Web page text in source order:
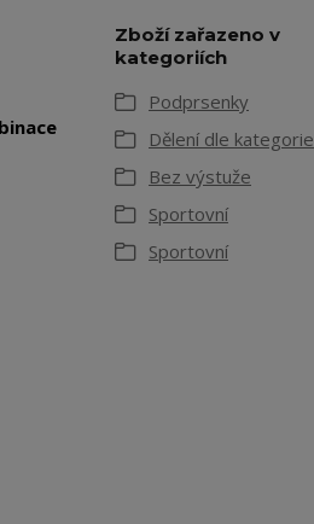
Zboží zařazeno v
kategoriích
Podprsenky
Dělení dle kategorie
Bez výstuže
Sportovní
Sportovní